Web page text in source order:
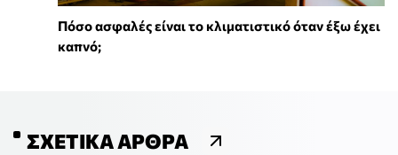
Πόσο ασφαλές είναι το κλιματιστικό όταν έξω έχει
καπνό;
ΣΧΕΤΙΚΆ ΆΡΘΡΑ